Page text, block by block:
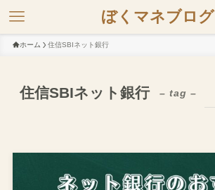
ぼくマネブログ
ホーム 住信SBIネット銀行
住信SBIネット銀行 – tag –